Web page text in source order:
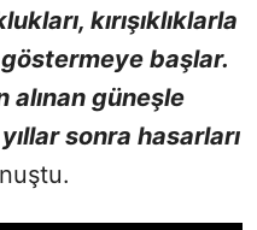
kırışıklıklarla
başlar.
alınan güneşle
sonra hasarları